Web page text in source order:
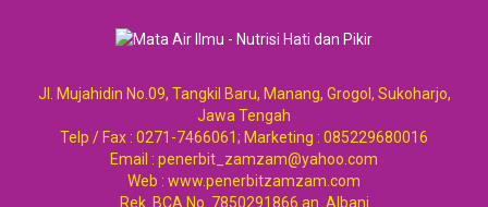
Jl. Mujahidin No.09, Tangkil Baru, Manang, Grogol, Sukoharjo,
Jawa Tengah
Telp / Fax : 0271-7466061; Marketing : 085229680016
Email : penerbit_zamzam@yahoo.com
Web : www.penerbitzamzam.com
Rek. BCA No. 7850291866 an. Albani